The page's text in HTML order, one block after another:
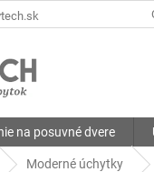
na posuvné dvere
Moderné úchytky